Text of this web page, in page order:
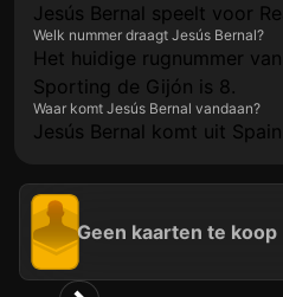
Jesús Bernal speelt voor
Welk nummer draagt Jesús Bernal?
Het huidige rugnummer
Sporting de Gijón is 8.
Waar komt Jesús Bernal vandaan?
Jesús Bernal komt uit
Geen kaarten te koop